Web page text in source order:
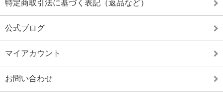
特定商取引法に基づく表記（返品など）
公式ブログ
マイアカウント
お問い合わせ